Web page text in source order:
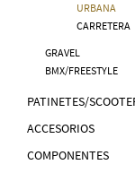
URBANA
CARRETERA
GRAVEL
BMX/FREESTYLE
PATINETES/
ACCESORIOS
COMPONENTES